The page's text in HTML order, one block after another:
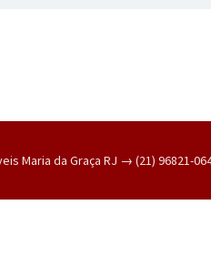
Maria da Graça RJ → (21) 96821-